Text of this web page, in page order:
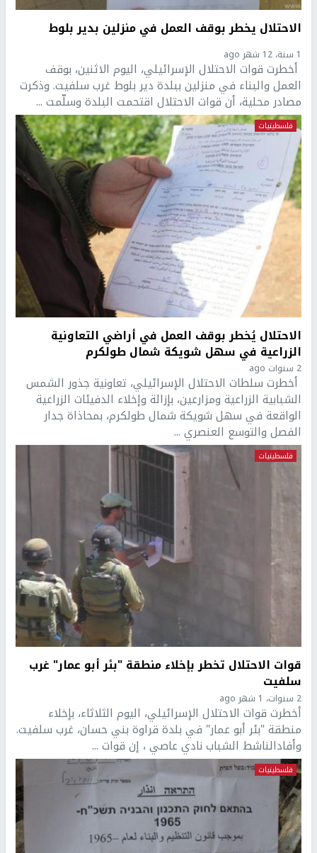
الاحتلال يخطر بوقف العمل في منزلين بدير بلوط
1 سنة، 12 شهر ago
أخطرت قوات الاحتلال الإسرائيلي، اليوم الاثنين، بوقف
العمل والبناء في منزلين ببلدة دير بلوط غرب سلفيت. وذكرت
مصادر محلية، أن قوات الاحتلال اقتحمت البلدة وسلّمت ...
فلسطينيات
الاحتلال يُخطر بوقف العمل في أراضي التعاونية
الزراعية في سهل شويكة شمال طولكرم
2 سنوات ago
أخطرت سلطات الاحتلال الإسرائيلي، تعاونية جذور الشمس
الشبابية الزراعية ومزارعين، بإزالة وإخلاء الدفيئات الزراعية
الواقعة في سهل شويكة شمال طولكرم، بمحاذاة جدار
الفصل والتوسع العنصري ...
فلسطينيات
قوات الاحتلال تخطر بإخلاء منطقة "بئر أبو عمار" غرب
سلفيت
2 سنوات، 1 شهر ago
أخطرت قوات الاحتلال الإسرائيلي، اليوم الثلاثاء، بإخلاء
منطقة "بئر أبو عمار" في بلدة قراوة بني حسان، غرب سلفيت.
وأفادالناشط الشباب نادي عاصي ، إن قوات ...
فلسطينيات